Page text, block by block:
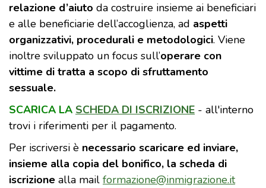
relazione d’aiuto da costruire insieme ai beneficiari
e alle beneficiarie dell’accoglienza, ad aspetti
organizzativi, procedurali e metodologici. Viene
inoltre sviluppato un focus sull’operare con
vittime di tratta a scopo di sfruttamento
sessuale.
SCARICA LA SCHEDA DI ISCRIZIONE - all'interno
trovi i riferimenti per il pagamento.
Per iscriversi è necessario scaricare ed inviare,
insieme alla copia del bonifico, la scheda di
iscrizione alla mail formazione@inmigrazione.it